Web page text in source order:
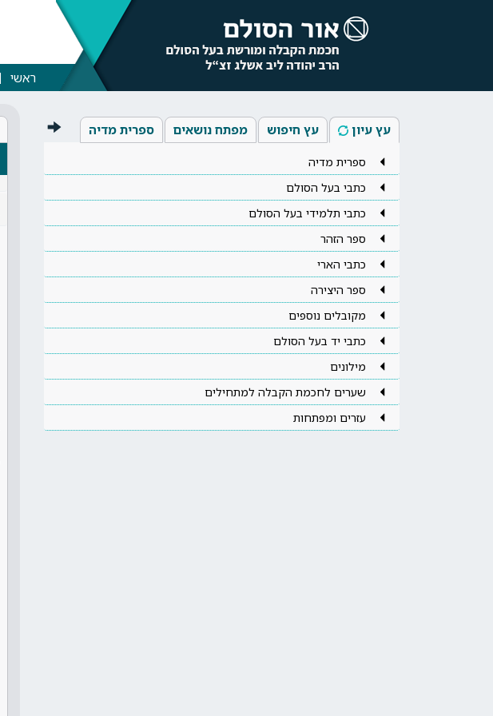
ראשי
עץ עיון עץ חיפוש מפתח נושאים ספרית מדיה
ספרית מדיה
כתבי בעל הסולם
כתבי תלמידי בעל הסולם
ספר הזהר
כתבי הארי
ספר היצירה
מקובלים נוספים
כתבי יד בעל הסולם
מילונים
שערים לחכמת הקבלה למתחילים
עזרים ומפתחות